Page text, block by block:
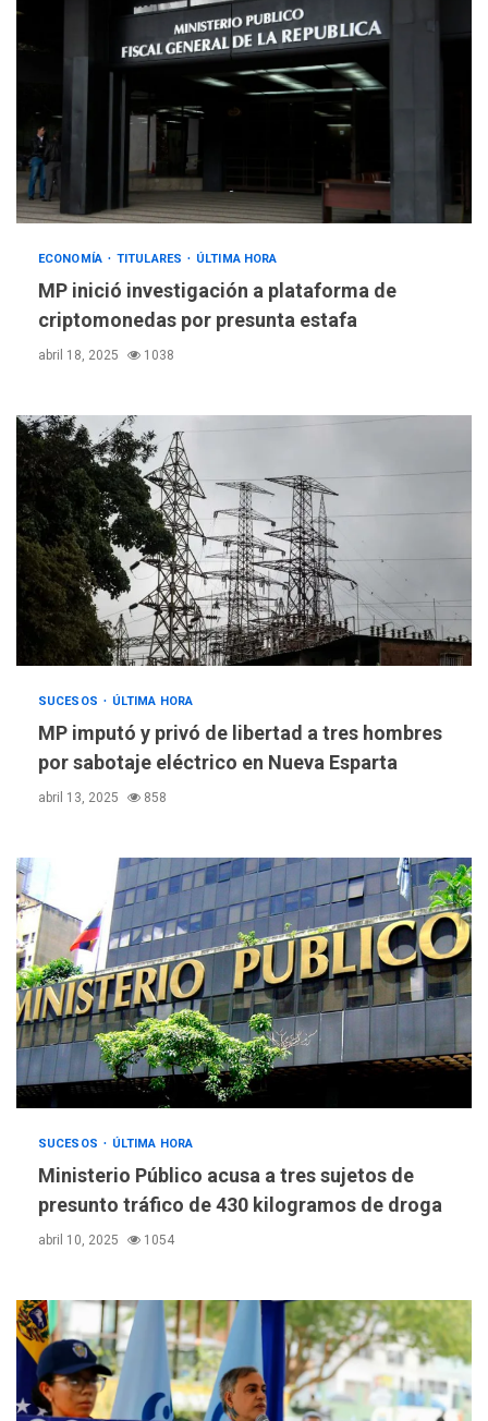
ECONOMÍA TITULARES ÚLTIMA HORA
MP inició investigación a plataforma de
criptomonedas por presunta estafa
abril 18, 2025 1038
SUCESOS ÚLTIMA HORA
MP imputó y privó de libertad a tres hombres
por sabotaje eléctrico en Nueva Esparta
abril 13, 2025 858
SUCESOS ÚLTIMA HORA
Ministerio Público acusa a tres sujetos de
presunto tráfico de 430 kilogramos de droga
abril 10, 2025 1054